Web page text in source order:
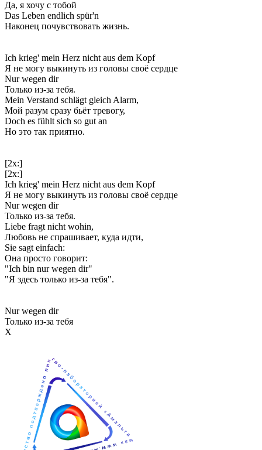
Да, я хочу с тобой
Das Leben endlich spür'n
Наконец почувствовать жизнь.
Ich krieg' mein Herz nicht aus dem Kopf
Я не могу выкинуть из головы своё сердце
Nur wegen dir
Только из-за тебя.
Mein Verstand schlägt gleich Alarm,
Мой разум сразу бьёт тревогу,
Doch es fühlt sich so gut an
Но это так приятно.
[2x:]
[2x:]
Ich krieg' mein Herz nicht aus dem Kopf
Я не могу выкинуть из головы своё сердце
Nur wegen dir
Только из-за тебя.
Liebe fragt nicht wohin,
Любовь не спрашивает, куда идти,
Sie sagt einfach:
Она просто говорит:
"Ich bin nur wegen dir"
"Я здесь только из-за тебя".
Nur wegen dir
Только из-за тебя
Х